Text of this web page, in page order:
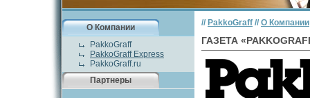
О Компании
PakkoGraff
PakkoGraff Express
PakkoGraff.ru
Партнеры
// PakkoGraff // О Компании
ГАЗЕТА